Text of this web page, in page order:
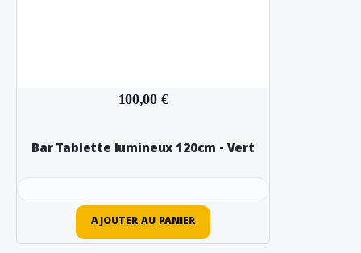
100,00 €
Bar Tablette lumineux 120cm - Vert
AJOUTER AU PANIER